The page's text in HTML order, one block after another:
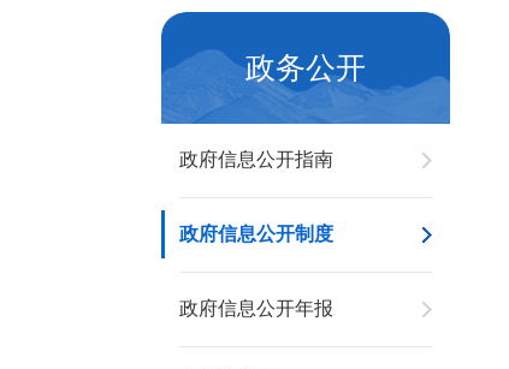
政务公开
政府信息公开指南
政府信息公开制度
政府信息公开年报